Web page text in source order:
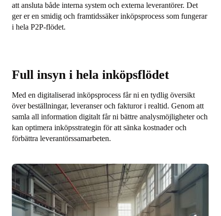
att ansluta både interna system och externa leverantörer. Det
ger er en smidig och framtidssäker inköpsprocess som fungerar
i hela P2P-flödet.
Full insyn i hela inköpsflödet
Med en digitaliserad inköpsprocess får ni en tydlig översikt
över beställningar, leveranser och fakturor i realtid. Genom att
samla all information digitalt får ni bättre analysmöjligheter och
kan optimera inköpsstrategin för att sänka kostnader och
förbättra leverantörssamarbeten.